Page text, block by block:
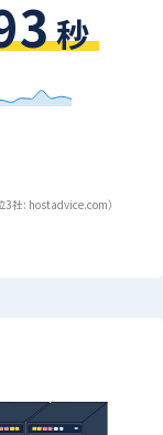
秒
社: hostadvice.com）